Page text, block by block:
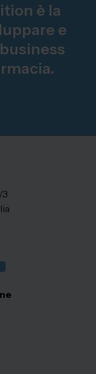
è la
e
3